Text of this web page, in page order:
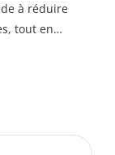
à réduire
tout en